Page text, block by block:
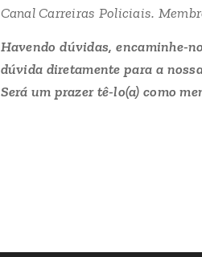
Canal Carreiras Policiais.
Havendo dúvidas, encaminhe-
dúvida diretamente para a
Será um prazer tê-lo(a) como